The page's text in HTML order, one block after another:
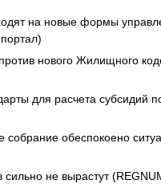
на новые формы
нового Жилищного
для расчета субсидий
собрание обеспокоено
не вырастут